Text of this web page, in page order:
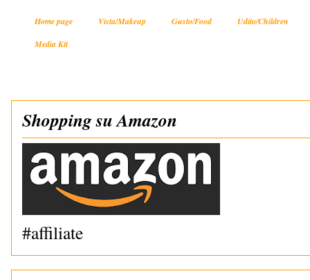
Home page Vista/Makeup Gusto/Food
Udito/Children
Media Kit
Shopping su Amazon
#affiliate